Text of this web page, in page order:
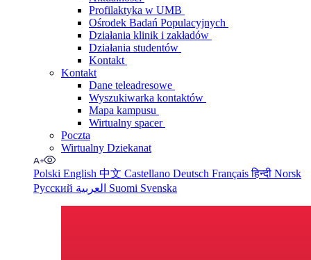
Profilaktyka w UMB
Ośrodek Badań Populacyjnych
Działania klinik i zakładów
Działania studentów
Kontakt
Kontakt
Dane teleadresowe
Wyszukiwarka kontaktów
Mapa kampusu
Wirtualny spacer
Poczta
Wirtualny Dziekanat
Polski English 中文 Castellano Deutsch Françaisहिन्दी Norsk
Русский
Suomi Svenska